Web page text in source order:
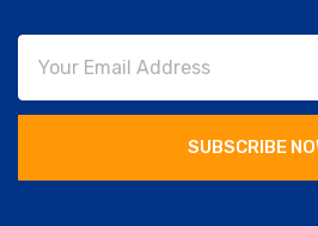
SUBSCRIBE